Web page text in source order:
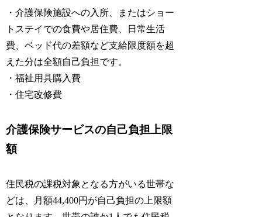
・介護保険施設への入所、またはショー
トステイでの食費や居住費、日常生活
費、ベッド代の差額など支給限度額を超
えた分は全額自己負担です。
・福祉用具購入費
・住宅改修費
介護保険サービスの自己負担上限
額
住民税の課税対象となる方がいる世帯な
どは、月額44,400円が自己負担の上限額